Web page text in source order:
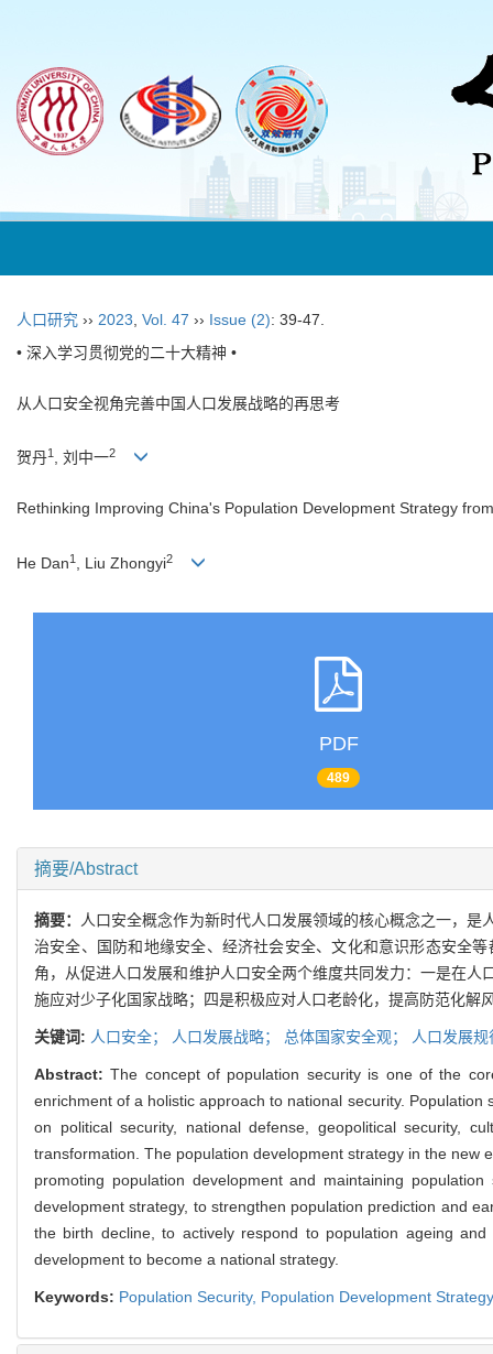
人口研究 ›› 2023 Vol. 47 ›› Issue (2): 39-47.
• 深入学习贯彻党的二十大精神 •
从人口安全视角完善中国人口发展战略的再思考
贺丹1 , 刘中一2
Rethinking Improving China's Population Development Strategy
He Dan1 , Liu Zhongyi2
PDF
489
摘要/Abstract
摘要：
人口安全概念作为新时代人口发展领域的核心概念之一，
治安全、国防和地缘安全、经济社会安全、文化和意识形态安全
角，从促进人口发展和维护人口安全两个维度共同发力：一是在
施应对少子化国家战略；四是积极应对人口老龄化，提高防范化
关键词: 人口安全； 人口发展战略； 总体国家安全观； 人口发展规
Abstract:The concept of population security is one of the
enrichment of a holistic approach to national security.
on political security, national defense, geopolitical security,
transformation. The population development strategy in the
promoting population development and maintaining
development strategy, to strengthen population prediction and
the birth decline, to actively respond to population ageing
development to become a national strategy.
Keywords: Population Security, Population Development